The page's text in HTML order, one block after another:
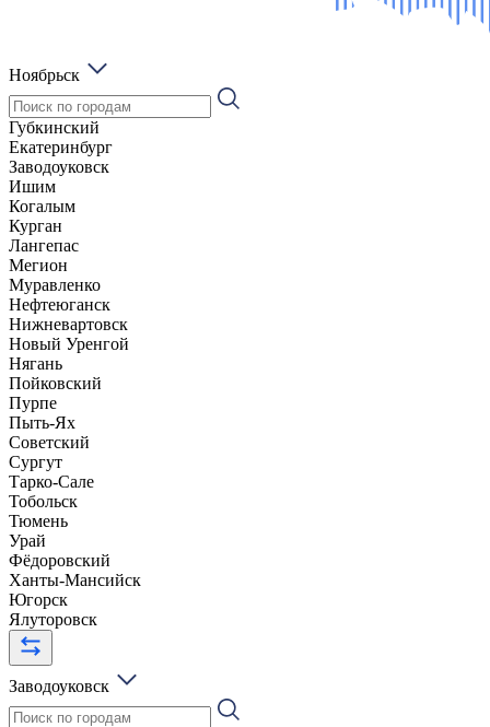
Ноябрьск
Губкинский
Екатеринбург
Заводоуковск
Ишим
Когалым
Курган
Лангепас
Мегион
Муравленко
Нефтеюганск
Нижневартовск
Новый Уренгой
Нягань
Пойковский
Пурпе
Пыть-Ях
Советский
Сургут
Тарко-Сале
Тобольск
Тюмень
Урай
Фёдоровский
Ханты-Мансийск
Югорск
Ялуторовск
Заводоуковск